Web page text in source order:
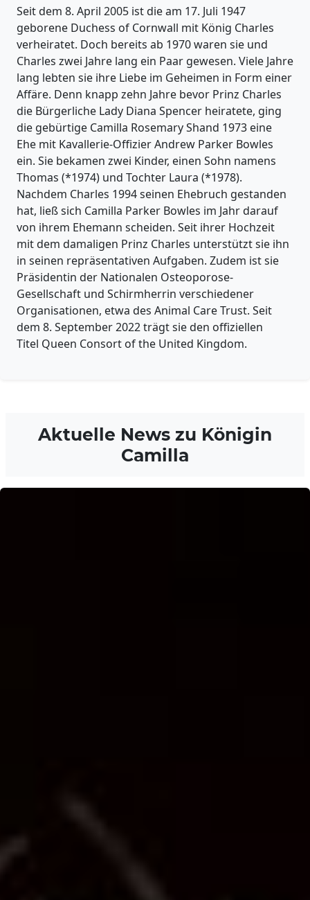
Seit dem 8. April 2005 ist die am 17. Juli 1947
geborene Duchess of Cornwall mit König Charles
verheiratet. Doch bereits ab 1970 waren sie und
Charles zwei Jahre lang ein Paar gewesen. Viele Jahre
lang lebten sie ihre Liebe im Geheimen in Form einer
Affäre. Denn knapp zehn Jahre bevor Prinz Charles
die Bürgerliche Lady Diana Spencer heiratete, ging
die gebürtige Camilla Rosemary Shand 1973 eine
Ehe mit Kavallerie-Offizier Andrew Parker Bowles
ein. Sie bekamen zwei Kinder, einen Sohn namens
Thomas (*1974) und Tochter Laura (*1978).
Nachdem Charles 1994 seinen Ehebruch gestanden
hat, ließ sich Camilla Parker Bowles im Jahr darauf
von ihrem Ehemann scheiden. Seit ihrer Hochzeit
mit dem damaligen Prinz Charles unterstützt sie ihn
in seinen repräsentativen Aufgaben. Zudem ist sie
Präsidentin der Nationalen Osteoporose-
Gesellschaft und Schirmherrin verschiedener
Organisationen, etwa des Animal Care Trust. Seit
dem 8. September 2022 trägt sie den offiziellen
Titel Queen Consort of the United Kingdom.
Aktuelle News zu Königin
Camilla